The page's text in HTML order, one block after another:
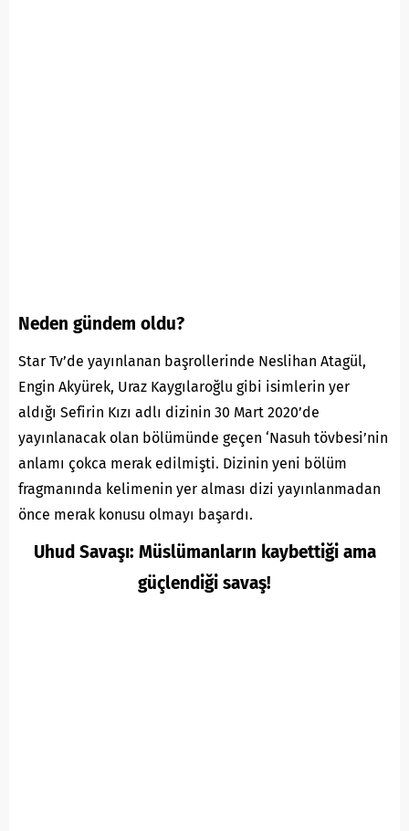
Neden gündem oldu?
Star Tv’de yayınlanan başrollerinde Neslihan Atagül,
Engin Akyürek, Uraz Kaygılaroğlu gibi isimlerin yer
aldığı Sefirin Kızı adlı dizinin 30 Mart 2020’de
yayınlanacak olan bölümünde geçen ‘Nasuh tövbesi’nin
anlamı çokca merak edilmişti. Dizinin yeni bölüm
fragmanında kelimenin yer alması dizi yayınlanmadan
önce merak konusu olmayı başardı.
Uhud Savaşı: Müslümanların kaybettiği ama
güçlendiği savaş!